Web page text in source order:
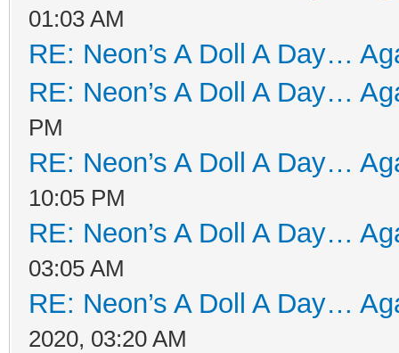
01:03 AM
RE: Neon’s A Doll A Day…
RE: Neon’s A Doll A Day…
PM
RE: Neon’s A Doll A Day…
10:05 PM
RE: Neon’s A Doll A Day…
03:05 AM
RE: Neon’s A Doll A Day…
2020, 03:20 AM